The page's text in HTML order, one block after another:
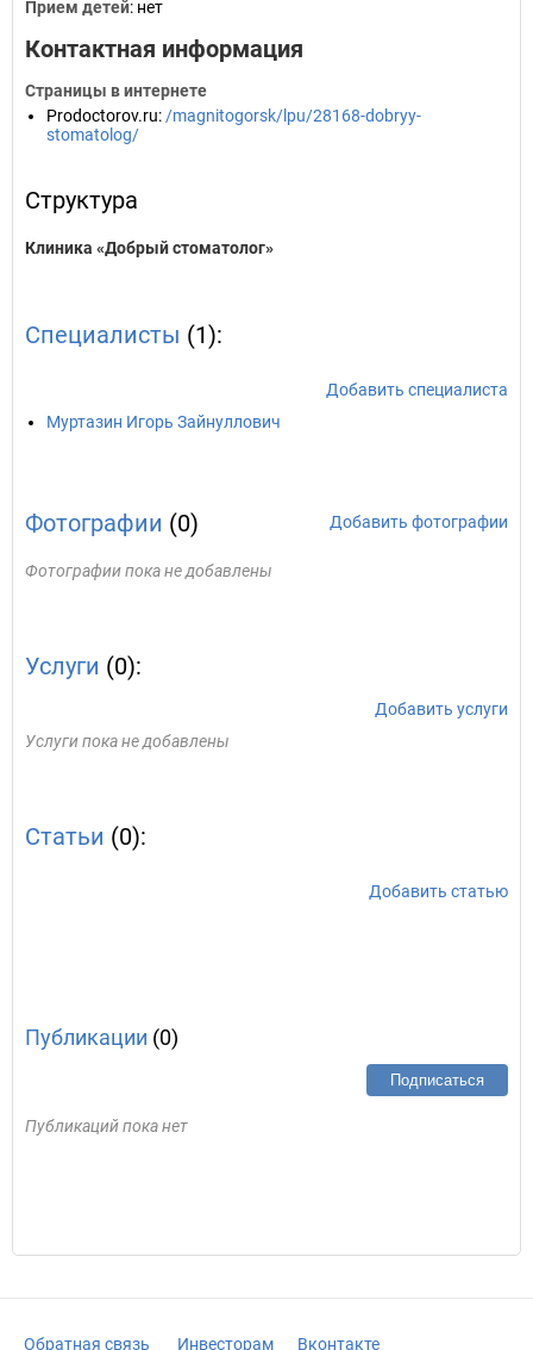
Прием детей: нет
Контактная информация
Страницы в интернете
Prodoctorov.ru: /magnitogorsk/lpu/28168-dobryy-
stomatolog/
Структура
Клиника «Добрый стоматолог»
Специалисты (1):
Добавить специалиста
Муртазин Игорь Зайнуллович
Фотографии (0) Добавить фотографии
Фотографии пока не добавлены
Услуги (0):
Добавить услуги
Услуги пока не добавлены
Статьи (0):
Добавить статью
Публикации (0)
Подписаться
Публикаций пока нет
Обратная связь Инвесторам Вконтакте